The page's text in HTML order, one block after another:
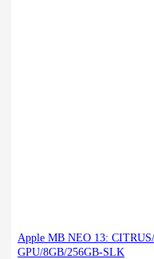
Apple MB NEO 13:
GPU/8GB/256GB-SLK